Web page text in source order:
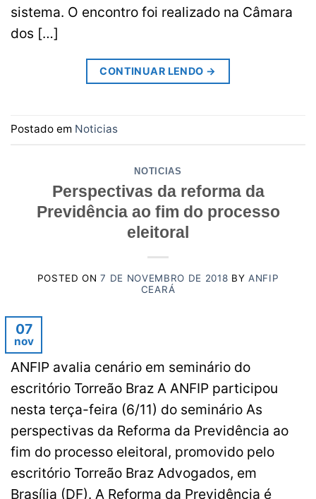
sistema. O encontro foi realizado na Câmara
dos […]
CONTINUAR LENDO →
Postado em Noticias
NOTICIAS
Perspectivas da reforma da
Previdência ao fim do processo
eleitoral
POSTED ON7 DE NOVEMBRO DE 2018 BYANFIP
CEARÁ
07
nov
ANFIP avalia cenário em seminário do
escritório Torreão Braz A ANFIP participou
nesta terça-feira (6/11) do seminário As
perspectivas da Reforma da Previdência ao
fim do processo eleitoral, promovido pelo
escritório Torreão Braz Advogados, em
Brasília (DF). A Reforma da Previdência é